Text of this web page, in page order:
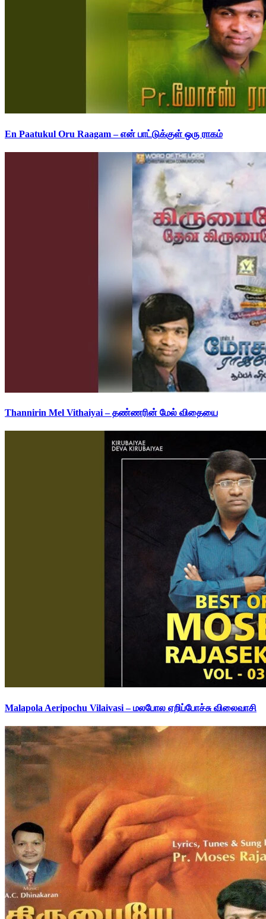
En Paatukul Oru Raagam – என் பாட்டுக்குள் ஒரு ராகம்
Thannirin Mel Vithaiyai – தண்ணரின் மேல் விதையை
Malapola Aeripochu Vilaivasi – மலபோல ஏறிப்போச்சு விலைவாசி